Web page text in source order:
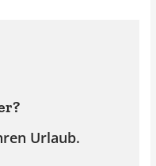
Urlaub.